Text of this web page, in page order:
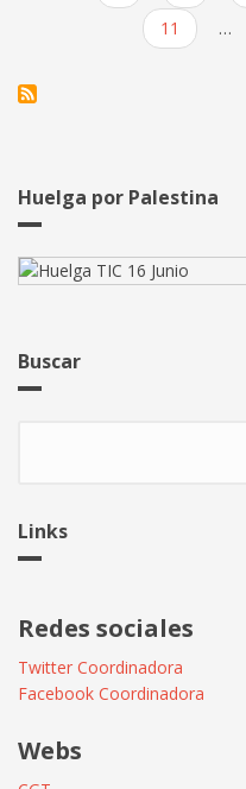
Page
11 …
Huelga por Palestina
Buscar
Links
Redes sociales
Twitter Coordinadora
Facebook Coordinadora
Webs